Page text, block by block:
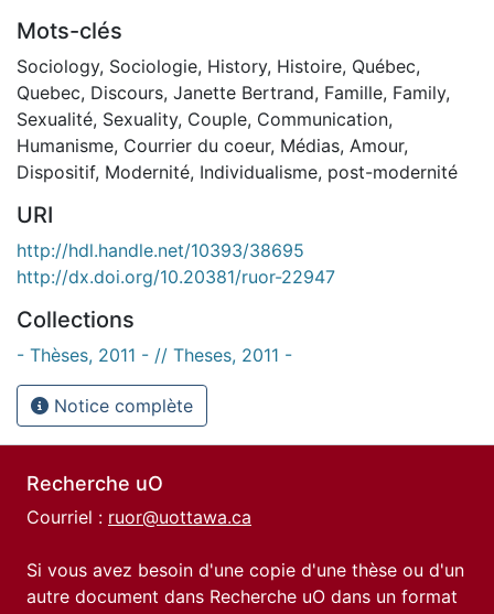
Mots-clés
Sociology, Sociologie, History, Histoire, Québec,
Quebec, Discours, Janette Bertrand, Famille, Family,
Sexualité, Sexuality, Couple, Communication,
Humanisme, Courrier du coeur, Médias, Amour,
Dispositif, Modernité, Individualisme, post-modernité
URI
http://hdl.handle.net/10393/38695
http://dx.doi.org/10.20381/ruor-22947
Collections
- Thèses, 2011 - // Theses, 2011 -
Notice complète
Recherche uO
Courriel : ruor@uottawa.ca
Si vous avez besoin d'une copie d'une thèse ou d'un
autre document dans Recherche uO dans un format